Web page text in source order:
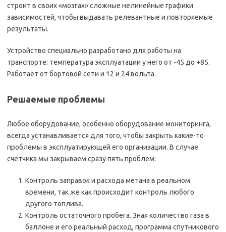
строит в своих «мозгах» сложные нелинейные графики
зависимостей, чтобы выдавать релевантные и повторяемые
результаты.
Устройство специально разработано для работы на
транспорте: температура эксплуатации у него от -45 до +85.
Работает от бортовой сети и 12 и 24 вольта.
Решаемые проблемы
Любое оборудование, особенно оборудование мониторинга,
всегда устанавливается для того, чтобы закрыть какие-то
проблемы в эксплуатирующей его организации. В случае
счетчика мы закрываем сразу пять проблем:
Контроль заправок и расхода метана в реальном
времени, так же как происходит контроль любого
другого топлива.
Контроль остаточного пробега. Зная количество газа в
баллоне и его реальный расход, программа спутникового